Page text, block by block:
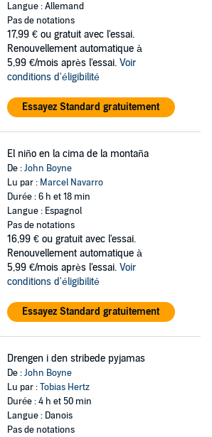
Langue : Allemand
Pas de notations
17,99 € ou gratuit avec l'essai.
Renouvellement automatique à
5,99 €/mois après l'essai. Voir
conditions d'éligibilité
Essayez Standard gratuitement
El niño en la cima de la montaña
De :John Boyne
Lu par : Marcel Navarro
Durée : 6 h et 18 min
Langue : Espagnol
Pas de notations
16,99 € ou gratuit avec l'essai.
Renouvellement automatique à
5,99 €/mois après l'essai. Voir
conditions d'éligibilité
Essayez Standard gratuitement
Drengen i den stribede pyjamas
De :John Boyne
Lu par :Tobias Hertz
Durée : 4 h et 50 min
Langue : Danois
Pas de notations